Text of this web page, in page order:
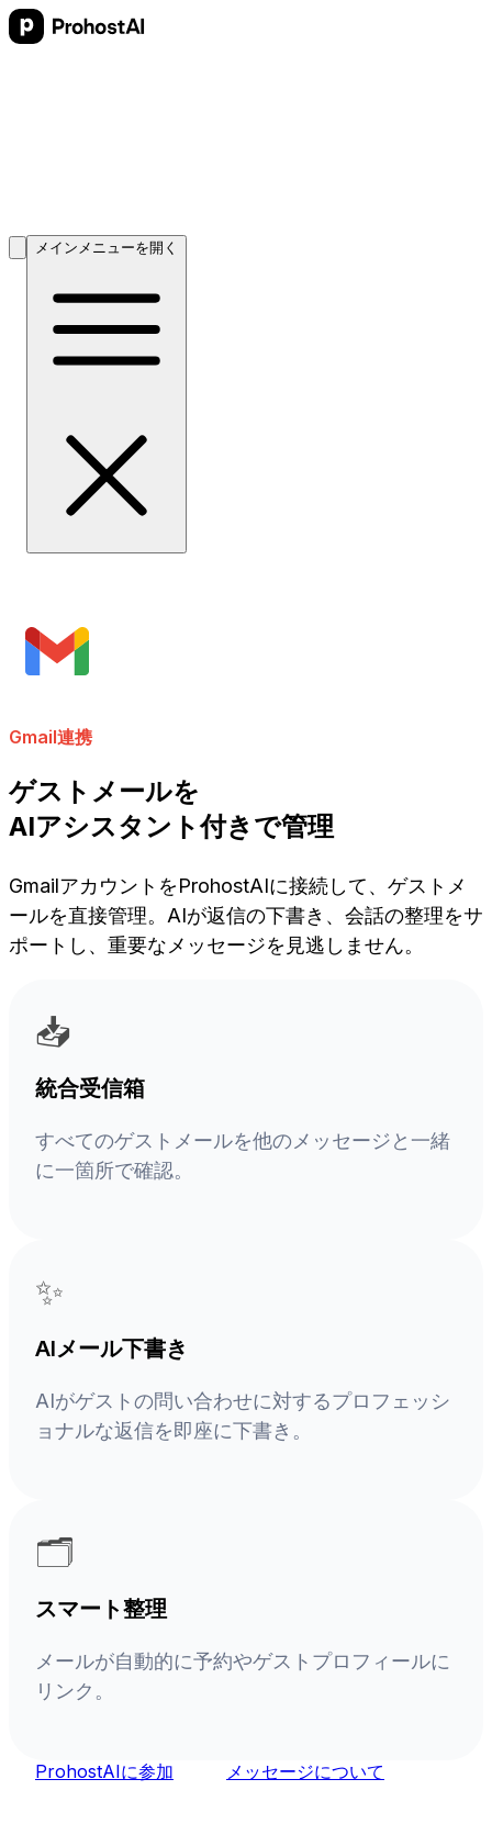
メインメニューを開く
Gmail連携
ゲストメールを
AIアシスタント付きで管理
GmailアカウントをProhostAIに接続して、ゲストメ
ールを直接管理。AIが返信の下書き、会話の整理をサ
ポートし、重要なメッセージを見逃しません。
📥
統合受信箱
すべてのゲストメールを他のメッセージと一緒
に一箇所で確認。
✨
AIメール下書き
AIがゲストの問い合わせに対するプロフェッシ
ョナルな返信を即座に下書き。
🗂️
スマート整理
メールが自動的に予約やゲストプロフィールに
リンク。
ProhostAIに参加 メッセージについて